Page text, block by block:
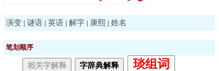
演变 | 谜语 | 英语 | 解字 | 康熙 | 姓名
笔划顺序
相关字解释 字辞典解释 琰组词